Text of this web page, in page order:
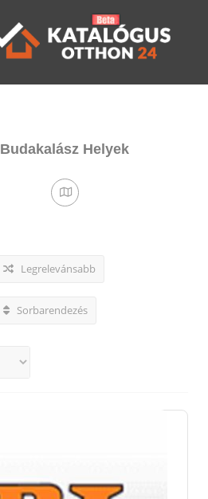
Budakalász Helyek
Legrelevánsabb
Sorbarendezés